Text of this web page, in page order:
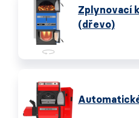
Zplynovací
(dřevo)